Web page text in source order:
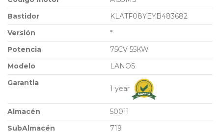
Bastidor
KLATF08YEYB483682
Versión
*
Potencia
75CV 55KW
Modelo
LANOS
Garantia
1 year
Almacén
50011
SubAlmacén
719